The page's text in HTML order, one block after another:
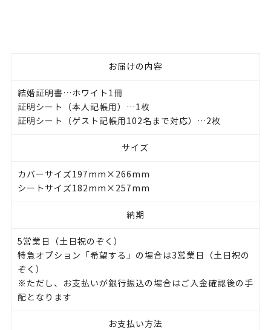
お届けの内容
結婚証明書…ホワイト1冊
証明シート（本人記帳用）…1枚
証明シート（ゲスト記帳用102名まで対応）…2枚
サイズ
カバーサイズ197mm×266mm
シートサイズ182mm×257mm
納期
5営業日（土日祝のぞく）
特急オプション「希望する」の場合は3営業日（土日祝の
ぞく）
※ただし、お支払いが銀行振込の場合はご入金確認後の手
配となります
お支払い方法